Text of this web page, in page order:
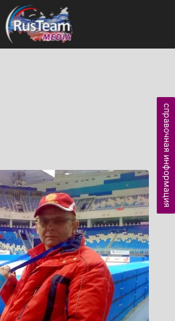
справочная информация